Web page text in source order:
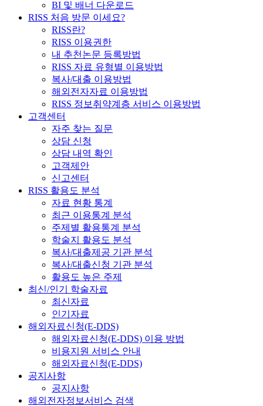
BI 및 배너 다운로드
RISS 처음 방문 이세요?
RISS란?
RISS 이용권한
내 추천논문 등록방법
RISS 자료 유형별 이용방법
복사/대출 이용방법
해외전자자료 이용방법
RISS 정보취약계층 서비스 이용방법
고객센터
자주 찾는 질문
상담 신청
상담 내역 확인
고객제안
신고센터
RISS 활용도 분석
자료 현황 통계
최근 이용통계 분석
주제별 활용통계 분석
학술지 활용도 분석
복사/대출제공 기관 분석
복사/대출신청 기관 분석
활용도 높은 주제
최신/인기 학술자료
최신자료
인기자료
해외자료신청(E-DDS)
해외자료신청(E-DDS) 이용 방법
비용지원 서비스 안내
해외자료신청(E-DDS)
공지사항
공지사항
해외전자정보서비스 검색